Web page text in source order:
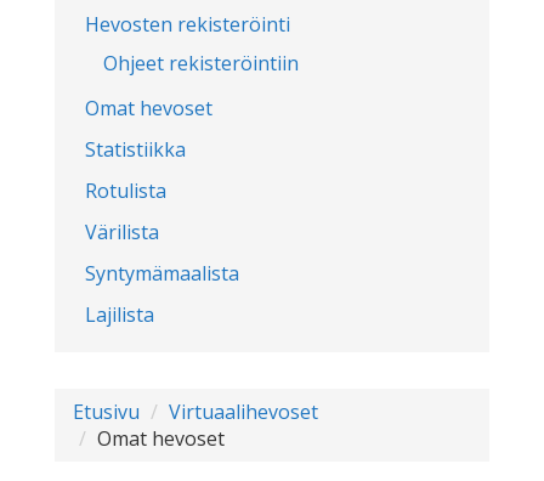
Hevosten rekisteröinti
Ohjeet rekisteröintiin
Omat hevoset
Statistiikka
Rotulista
Värilista
Syntymämaalista
Lajilista
Etusivu
Virtuaalihevoset
Omat hevoset